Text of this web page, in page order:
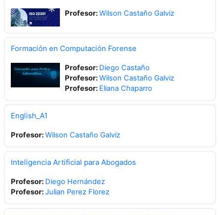
Profesor:Wilson Castaño Galviz
Formación en Computación Forense
Profesor: Diego Castaño
Profesor:Wilson Castaño Galviz
Profesor: Eliana Chaparro
English_A1
Profesor:Wilson Castaño Galviz
Inteligencia Artificial para Abogados
Profesor: Diego Hernández
Profesor:Julian Perez Florez